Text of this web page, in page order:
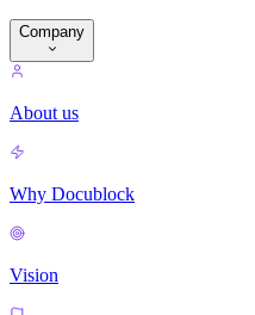
Company
About us
Why Docublock
Vision